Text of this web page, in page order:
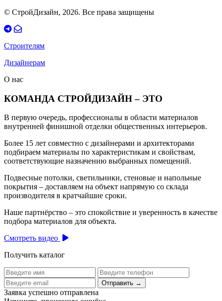
© СтройДизайн, 2026. Все права защищены
Строителям
Дизайнерам
О нас
КОМАНДА СТРОЙДИЗАЙН – ЭТО
В первую очередь, профессионалы в области материалов
внутренней финишной отделки общественных интерьеров.
Более 15 лет совместно с дизайнерами и архитекторами
подбираем материалы по характеристикам и свойствам,
соответствующие назначению выбранных помещений.
Подвесные потолки, светильники, стеновые и напольные
покрытия – доставляем на объект напрямую со склада
производителя в кратчайшие сроки.
Наше партнёрство – это спокойствие и уверенность в качестве
подбора материалов для объекта.
Смотреть видео
Получить каталог
Отправить →
Заявка успешно отправлена